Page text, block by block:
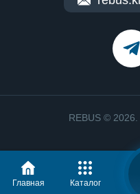
REBUS ©
Главная Каталог